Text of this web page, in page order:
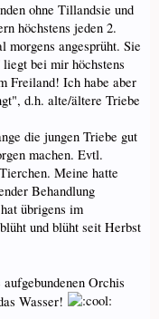
ohne Tillandsie und
höchstens jeden 2.
morgens angesprüht. Sie
bei mir höchstens
Freiland! Ich habe aber
d.h. alte/ältere Triebe
die jungen Triebe gut
machen. Evtl.
Meine hatte
Behandlung
übrigens im
und blüht seit Herbst
Orchis
Wasser!